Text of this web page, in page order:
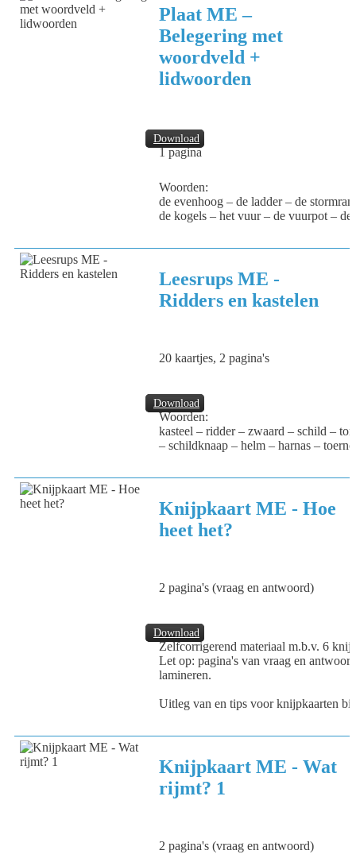
Download
Plaat ME –
Belegering met
woordveld +
lidwoorden
1 pagina
Woorden:
de evenhoog – de ladder – de
de kogels – het vuur – de vuurpot –
Download
Leesrups ME -
Ridders en kastelen
20 kaartjes, 2 pagina's
Woorden:
kasteel – ridder – zwaard – schild –
– schildknaap – helm – harnas –
Download
Knijpkaart ME - Hoe
heet het?
2 pagina's (vraag en antwoord)
Zelfcorrigerend materiaal m.b.v. 6
Let op: pagina's van vraag en
lamineren.
Uitleg van en tips voor knijpkaarten
Knijpkaart ME - Wat
rijmt? 1
2 pagina's (vraag en antwoord)